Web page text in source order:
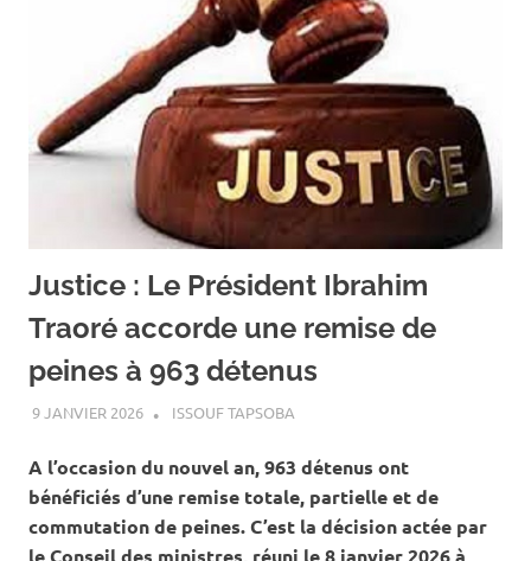
Justice : Le Président Ibrahim
Traoré accorde une remise de
peines à 963 détenus
9 JANVIER 2026 ISSOUF TAPSOBA
A l’occasion du nouvel an, 963 détenus ont
bénéficiés d’une remise totale, partielle et de
commutation de peines. C’est la décision actée par
le Conseil des ministres, réuni le 8 janvier 2026 à